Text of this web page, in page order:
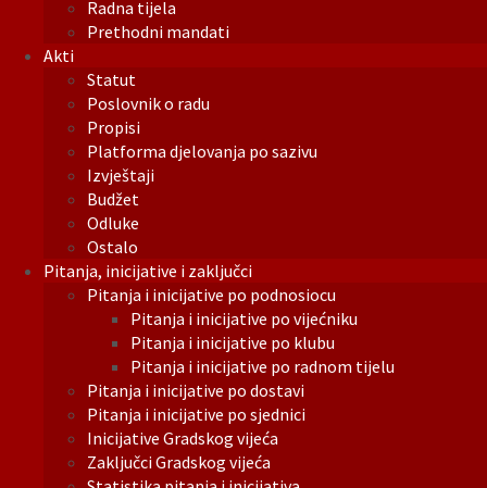
Radna tijela
Prethodni mandati
Akti
Statut
Poslovnik o radu
Propisi
Platforma djelovanja po sazivu
Izvještaji
Budžet
Odluke
Ostalo
Pitanja, inicijative i zaključci
Pitanja i inicijative po podnosiocu
Pitanja i inicijative po vijećniku
Pitanja i inicijative po klubu
Pitanja i inicijative po radnom tijelu
Pitanja i inicijative po dostavi
Pitanja i inicijative po sjednici
Inicijative Gradskog vijeća
Zaključci Gradskog vijeća